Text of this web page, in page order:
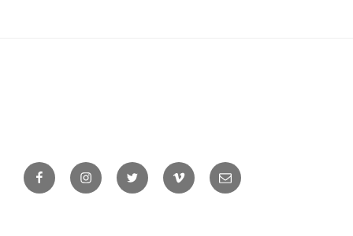
FacebookInstagramTwitter Vimeo Newsletter